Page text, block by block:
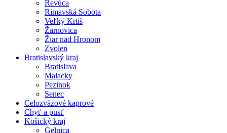
Revúca
Rimavská Sobota
Veľký Krtíš
Žarnovica
Žiar nad Hronom
Zvolen
Bratislavský kraj
Bratislava
Malacky
Pezinok
Senec
Celozväzové kaprové
Chyť a pusť
Košický kraj
Gelnica